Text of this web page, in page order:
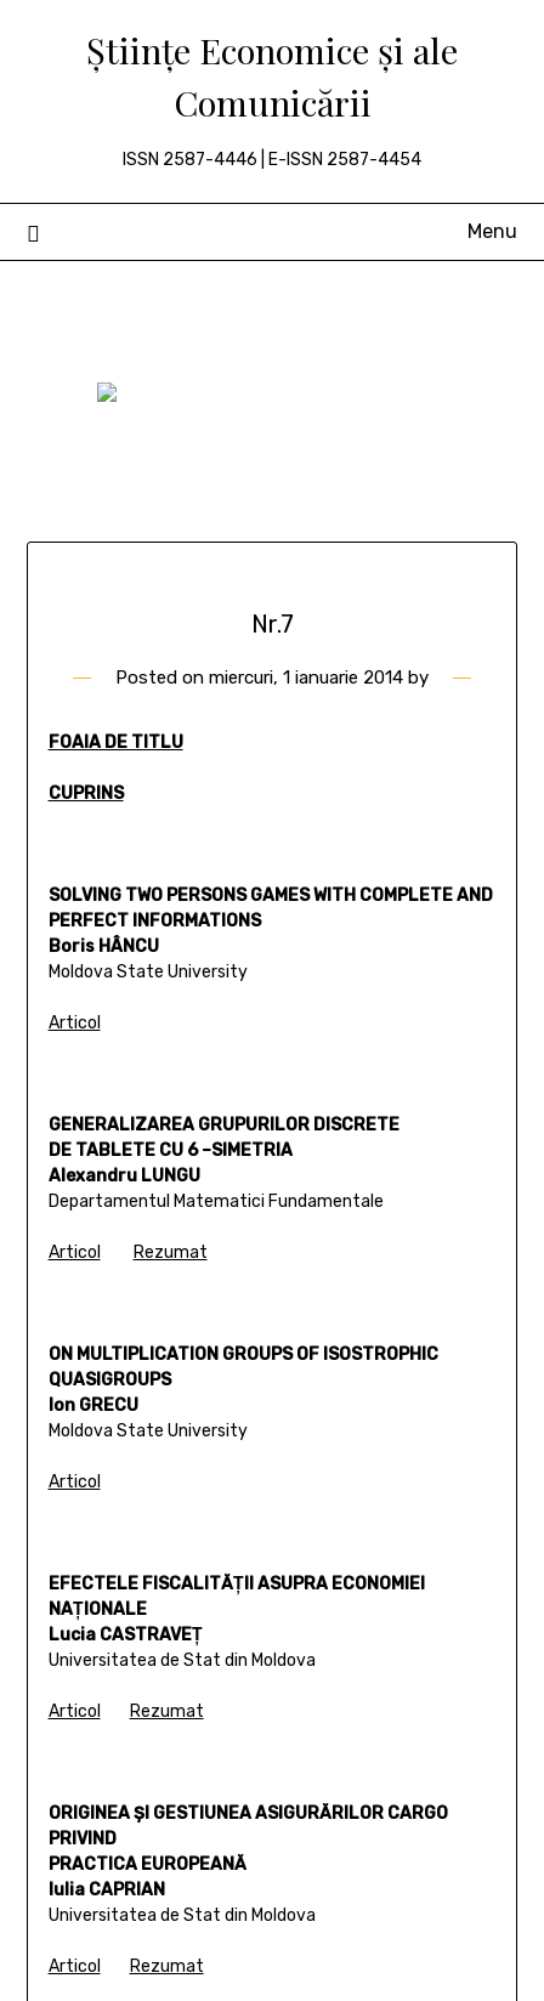
Științe Economice și ale
Comunicării
ISSN 2587-4446 | E-ISSN 2587-4454
Menu
Nr.7
Posted on miercuri, 1 ianuarie 2014 by
FOAIA DE TITLU
CUPRINS
SOLVING TWO PERSONS GAMES WITH COMPLETE AND
PERFECT INFORMATIONS
Boris HÂNCU
Moldova State University
Articol
GENERALIZAREA GRUPURILOR DISCRETE
DE TABLETE CU 6 –SIMETRIA
Alexandru LUNGU
Departamentul Matematici Fundamentale
Articol Rezumat
ON MULTIPLICATION GROUPS OF ISOSTROPHIC
QUASIGROUPS
Ion GRECU
Moldova State University
Articol
EFECTELE FISCALITĂŢII ASUPRA ECONOMIEI
NAŢIONALE
Lucia CASTRAVEŢ
Universitatea de Stat din Moldova
Articol Rezumat
ORIGINEA ŞI GESTIUNEA ASIGURĂRILOR CARGO
PRIVIND
PRACTICA EUROPEANĂ
Iulia CAPRIAN
Universitatea de Stat din Moldova
Articol Rezumat